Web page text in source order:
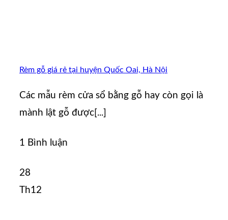
Rèm gỗ giá rẻ tại huyện Quốc Oai, Hà Nội
Các mẫu rèm cửa sổ bằng gỗ hay còn gọi là
mành lật gỗ được[...]
1 Bình luận
28
Th12